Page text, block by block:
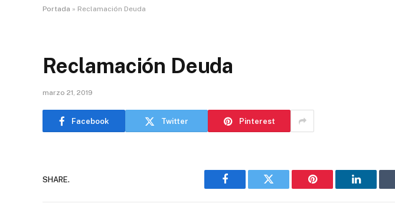
Portada » Reclamación Deuda
Reclamación Deuda
marzo 21, 2019
Facebook Twitter Pinterest
SHARE.
Facebook Twitter Pinterest LinkedIn